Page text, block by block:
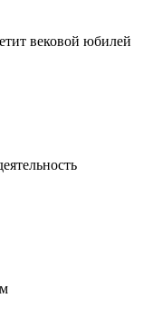
вековой юбилей